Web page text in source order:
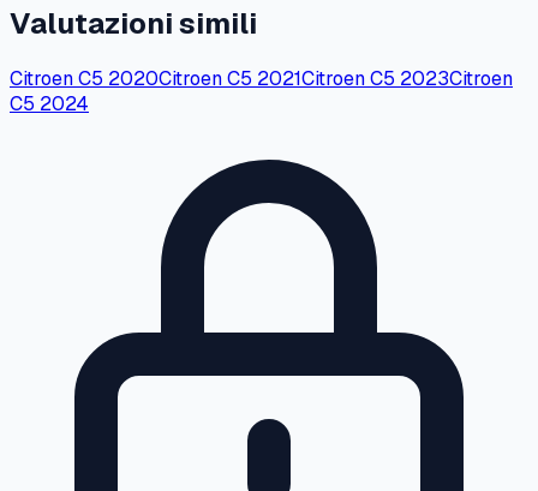
Valutazioni simili
CitroenC5 2020CitroenC5 2021CitroenC5 2023Citroen
C5 2024